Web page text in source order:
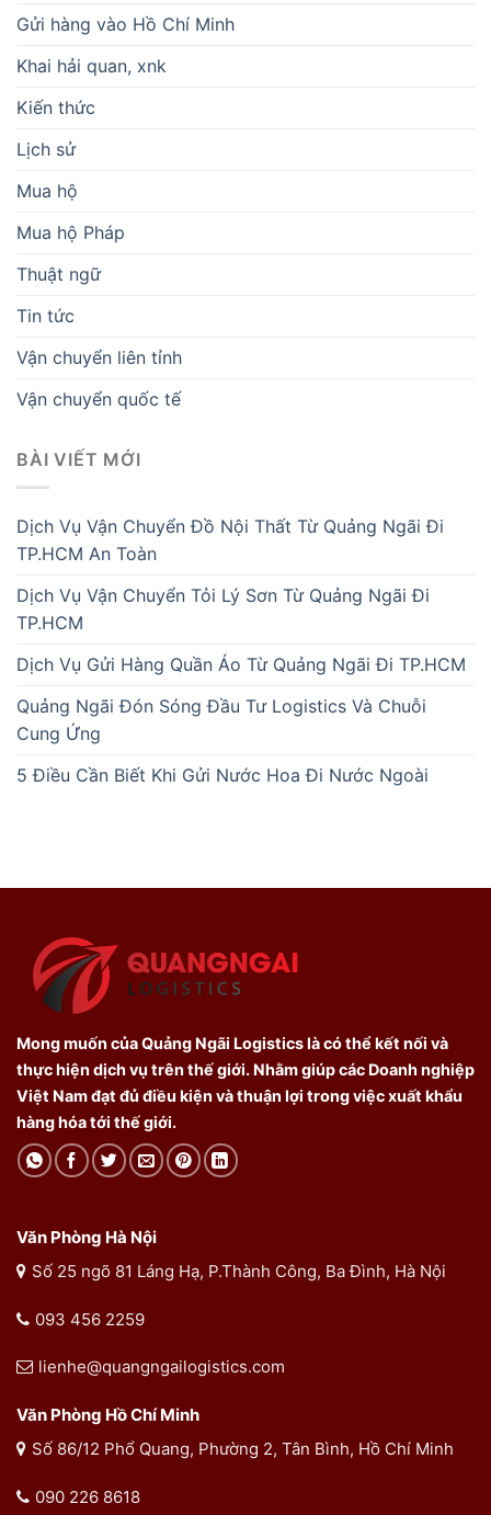
Gửi hàng vào Hồ Chí Minh
Khai hải quan, xnk
Kiến thức
Lịch sử
Mua hộ
Mua hộ Pháp
Thuật ngữ
Tin tức
Vận chuyển liên tỉnh
Vận chuyển quốc tế
BÀI VIẾT MỚI
Dịch Vụ Vận Chuyển Đồ Nội Thất Từ Quảng Ngãi Đi
TP.HCM An Toàn
Dịch Vụ Vận Chuyển Tỏi Lý Sơn Từ Quảng Ngãi Đi
TP.HCM
Dịch Vụ Gửi Hàng Quần Áo Từ Quảng Ngãi Đi TP.HCM
Quảng Ngãi Đón Sóng Đầu Tư Logistics Và Chuỗi
Cung Ứng
5 Điều Cần Biết Khi Gửi Nước Hoa Đi Nước Ngoài
Mong muốn của Quảng Ngãi Logistics là có thể kết nối và
thực hiện dịch vụ trên thế giới. Nhằm giúp các Doanh nghiệp
Việt Nam đạt đủ điều kiện và thuận lợi trong việc xuất khẩu
hàng hóa tới thế giới.
Văn Phòng Hà Nội
Số 25 ngõ 81 Láng Hạ, P.Thành Công, Ba Đình, Hà Nội
093 456 2259
lienhe@quangngailogistics.com
Văn Phòng Hồ Chí Minh
Số 86/12 Phổ Quang, Phường 2, Tân Bình, Hồ Chí Minh
090 226 8618